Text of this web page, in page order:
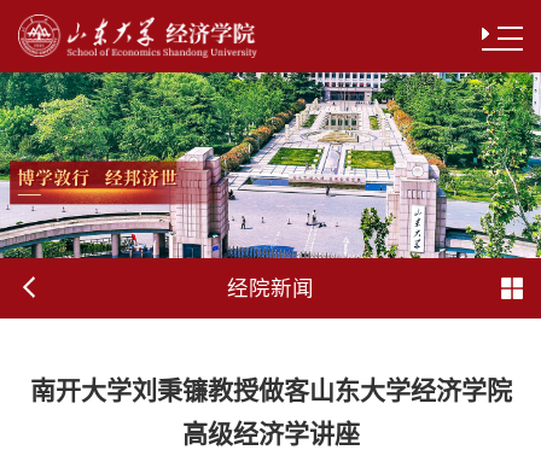
经院新闻
南开大学刘秉镰教授做客山东大学经济学院
高级经济学讲座